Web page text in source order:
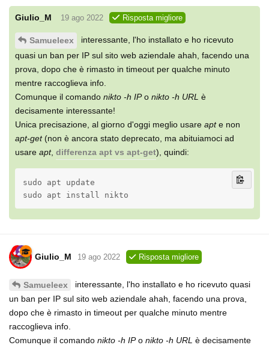
Giulio_M 19 ago 2022 Risposta migliore
Samueleex
interessante, l'ho installato e ho ricevuto
quasi un ban per IP sul sito web aziendale ahah, facendo una
prova, dopo che è rimasto in timeout per qualche minuto
mentre raccoglieva info.
Comunque il comando nikto -h IPo nikto -h URL è
decisamente interessante!
Unica precisazione, al giorno d'oggi meglio usare apte non
apt-get(non è ancora stato deprecato, ma abituiamoci ad
usare apt, differenza apt vs apt-get), quindi:
sudo apt update
sudo apt install nikto
Giulio_M 19 ago 2022 Risposta migliore
Samueleex
interessante, l'ho installato e ho ricevuto quasi
un ban per IP sul sito web aziendale ahah, facendo una prova,
dopo che è rimasto in timeout per qualche minuto mentre
raccoglieva info.
Comunque il comando nikto -h IPo nikto -h URL è decisamente